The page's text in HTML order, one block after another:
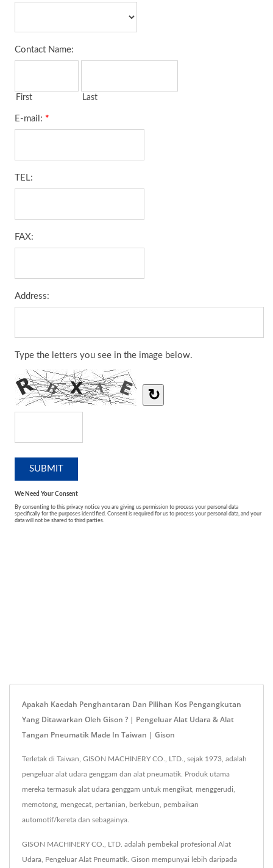
Apakah Kaedah Penghantaran Dan Pilihan Kos Pengangkutan
Yang Ditawarkan Oleh Gison ? | Pengeluar Alat Udara & Alat
Tangan Pneumatik Made In Taiwan | Gison
Terletak di Taiwan, GISON MACHINERY CO., LTD., sejak 1973, adalah
pengeluar alat udara genggam dan alat pneumatik. Produk utama
mereka termasuk alat udara genggam untuk mengikat, menggerudi,
memotong, mengecat, pertanian, berkebun, pembaikan
automotif/kereta dan sebagainya.
GISON MACHINERY CO., LTD. adalah pembekal profesional Alat
Udara, Pengeluar Alat Pneumatik. Gison mempunyai lebih daripada